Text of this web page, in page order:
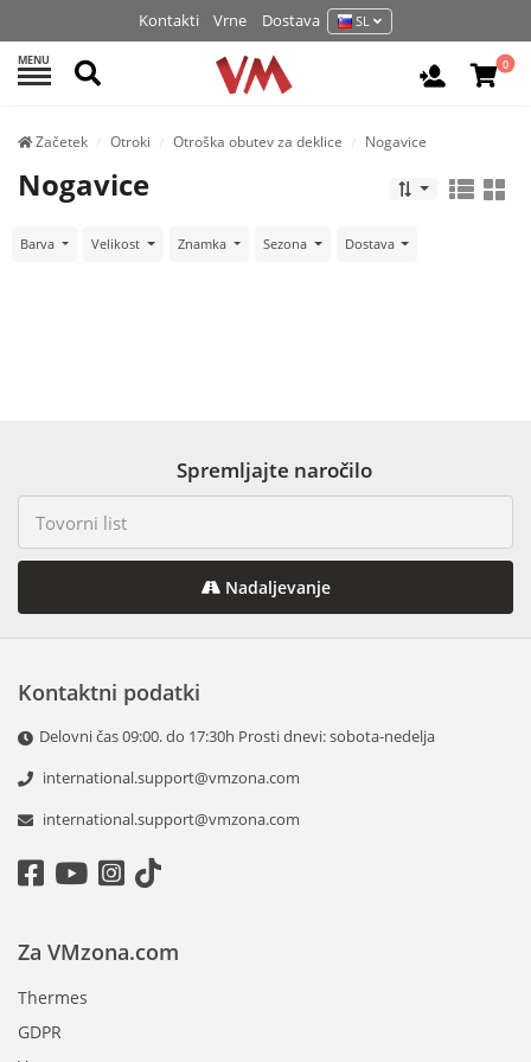
Kontakti Vrne Dostava SL
MENU Išči Prijava /
0
Začetek Otroki Otroška obutev za deklice Nogavice
Nogavice
Barva Velikost Znamka Sezona Dostava
Spremljajte naročilo
Nadaljevanje
Kontaktni podatki
Delovni čas 09:00. do 17:30h Prosti dnevi: sobota-nedelja
international.support@vmzona.com
international.support@vmzona.com
Za VMzona.com
Thermes
GDPR